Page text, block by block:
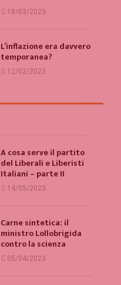
18/03/2023
L’inflazione era davvero
temporanea?
12/02/2023
A cosa serve il partito
del Liberali e Liberisti
Italiani – parte II
14/05/2023
Carne sintetica: il
ministro Lollobrigida
contro la scienza
05/04/2023